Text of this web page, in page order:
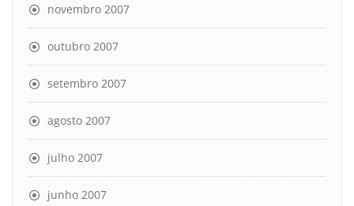
novembro 2007
outubro 2007
setembro 2007
agosto 2007
julho 2007
junho 2007